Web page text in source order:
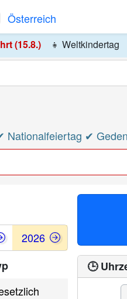
Österreich
(15.8.) 👧 Weltkindertag
Nationalfeiertag ✔
2026
🕒